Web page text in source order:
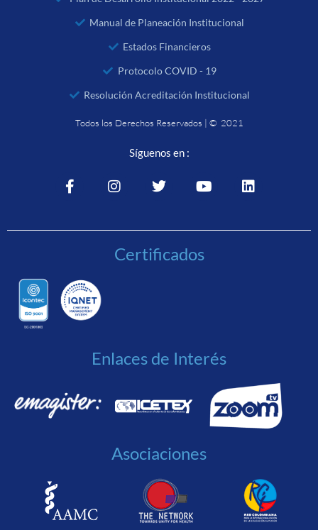
Manual de Planeación Institucional
Estados Financieros
Protocolo COVID - 19
Resolución Acreditación Institucional
Todos los Derechos Reservados | © 2021
Síguenos en :
Certificados
Enlaces de Interés
Asociaciones